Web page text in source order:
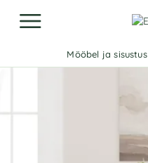
Mööbel ja sisustus